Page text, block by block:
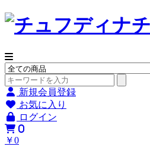
新規会員登録
お気に入り
ログイン
0
￥0